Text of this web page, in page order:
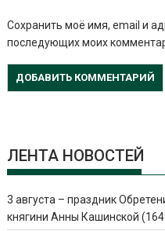
Сохранить моё имя, email и
последующих моих
ЛЕНТА НОВОСТЕЙ
3 августа – праздник
княгини Анны Кашинской